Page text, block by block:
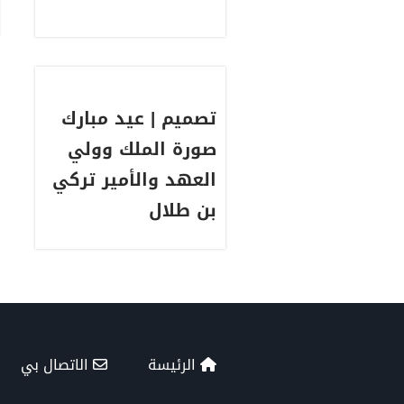
تصميم | عيد مبارك
صورة الملك وولي
العهد والأمير تركي
بن طلال
الرئيسة الاتصال بي